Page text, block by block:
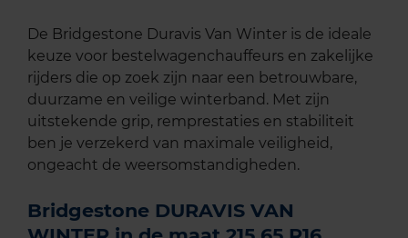
De Bridgestone Duravis Van Winter is de ideale
keuze voor bestelwagenchauffeurs en zakelijke
rijders die op zoek zijn naar een betrouwbare,
duurzame en veilige winterband. Met zijn
uitstekende grip, remprestaties en stabiliteit
ben je verzekerd van maximale veiligheid,
ongeacht de weersomstandigheden.
Bridgestone DURAVIS VAN